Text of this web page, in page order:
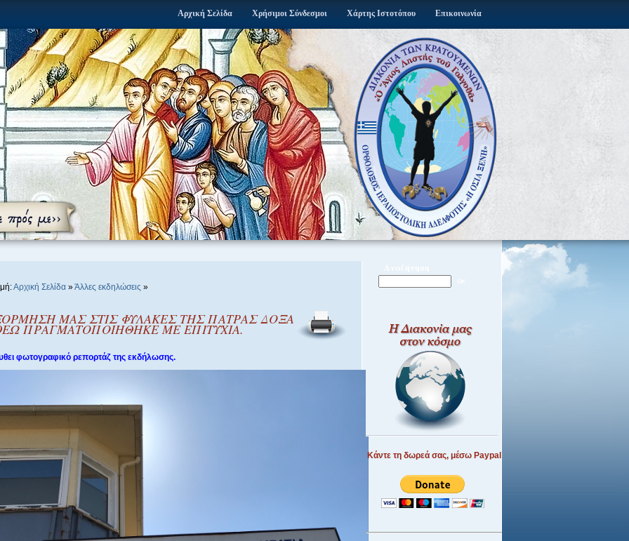
Αρχική Σελίδα Χρήσιμοι Σύνδεσμοι Χάρτης Ιστοτόπου Επικοινωνία
Αρχική Σελίδα »Άλλες εκδηλώσεις »
ΜΑΣ ΣΤΙΣ ΦΥΛΑΚΕΣ ΤΗΣ ΠΑΤΡΑΣ ΔΟΞΑ
ΠΡΑΓΜΑΤΟΠΟΙΗΘΗΚΕ ΜΕ ΕΠΙΤΥΧΙΑ.
φωτογραφικό ρεπορτάζ της εκδήλωσης.
Κάντε τη δωρεά σας, μέσω Paypal